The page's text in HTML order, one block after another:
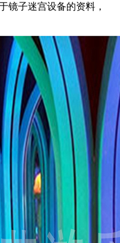
镜子迷宫设备的资料，